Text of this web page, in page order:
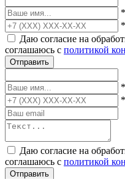
*
*
Даю согласие на
соглашаюсь с политикой
Отправить
*
*
Даю согласие на
соглашаюсь с политикой
Отправить